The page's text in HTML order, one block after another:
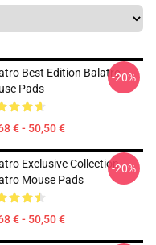
Best Edition Balatro
Pads
€ - 50,50 €
-20%
Exclusive Collection
Mouse Pads
€ - 50,50 €
-20%